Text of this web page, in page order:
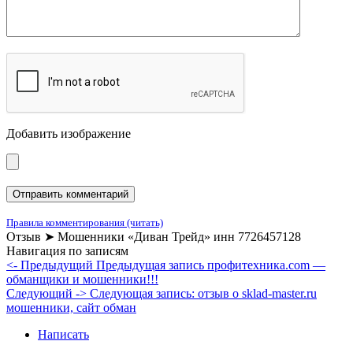
Добавить изображение
Правила комментирования (читать)
Отзыв ➤ Мошенники «Диван Трейд» инн 7726457128
Навигация по записям
<- Предыдущий Предыдущая запись профитехника.com —
обманщики и мошенники!!!
Следующий -> Следующая запись: отзыв о sklad-master.ru
мошенники, сайт обман
Написать